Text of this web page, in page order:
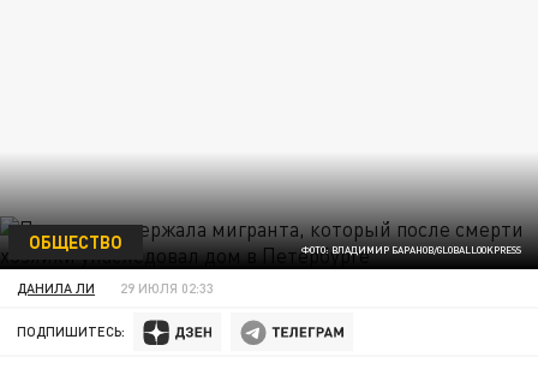
ФОТО: ВЛАДИМИР БАРАНОВ/GLOBALLOOKPRESS
ОБЩЕСТВО
ДАНИЛА ЛИ 29 ИЮЛЯ 02:33
ПОДПИШИТЕСЬ: